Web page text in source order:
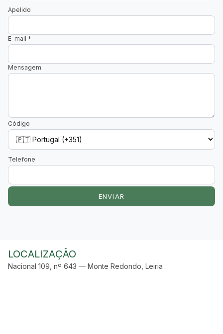
Apelido
E-mail *
Mensagem
Código
Telefone
ENVIAR
LOCALIZAÇÃO
Nacional 109, nº 643 — Monte Redondo, Leiria